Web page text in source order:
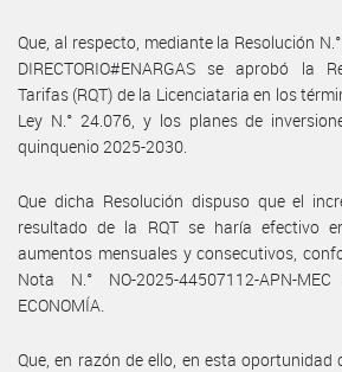
Que, al respecto, mediante la Resolución
DIRECTORIO#ENARGAS se aprobó la
Tarifas (RQT) de la Licenciataria en los
Ley N.° 24.076, y los planes de
quinquenio 2025-2030.
Que dicha Resolución dispuso que el
resultado de la RQT se haría efectivo
aumentos mensuales y consecutivos,
Nota N.° NO-2025-44507112-APN-
ECONOMÍA.
Que, en razón de ello, en esta oportunidad